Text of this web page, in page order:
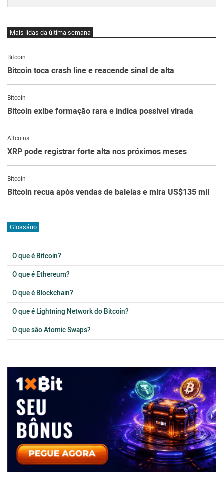
Mais lidas da última semana
Bitcoin
Bitcoin toca crash line e reacende sinal de alta
Bitcoin
Bitcoin exibe formação rara e indica possível virada
Altcoins
XRP pode registrar forte alta nos próximos meses
Bitcoin
Bitcoin recua após vendas de baleias e mira US$135 mil
Glossário
O que é Bitcoin?
O que é Ethereum?
O que é Blockchain?
O que é Lightning Network do Bitcoin?
O que são Atomic Swaps?